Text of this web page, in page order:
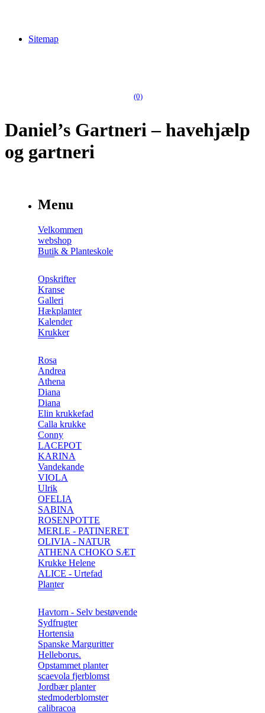
Sitemap
(0)
Daniel’s Gartneri – havehjælp
og gartneri
Menu
Velkommen
webshop
Butik & Planteskole
Opskrifter
Kranse
Galleri
Hækplanter
Kalender
Krukker
Rosa
Andrea
Athena
Diana
Diana
Elin krukkefad
Calla krukke
Conny
LACEPOT
KARINA
Vandekande
VIOLA
Ulrik
OFELIA
SABINA
ROSENPOTTE
MERLE - PATINERET
OLIVIA - NATUR
ATHENA CHOKO SÆT
Krukke Helene
ALICE - Urtefad
Planter
Havtorn - Selv bestøvende
Sydfrugter
Hortensia
Spanske Marguritter
Helleborus.
Opstammet planter
scaevola fjerblomst
Jordbær planter
stedmoderblomster
calibracoa